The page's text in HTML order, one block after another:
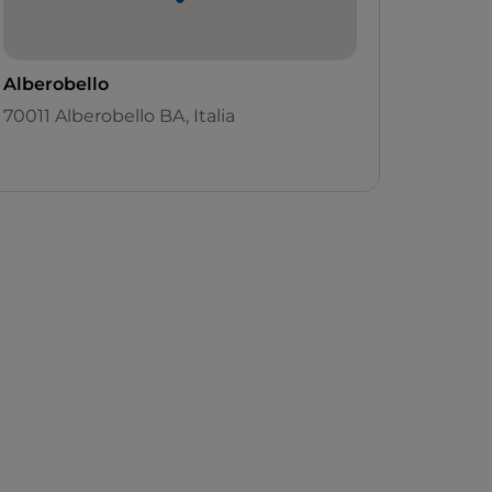
Alberobello
70011 Alberobello BA, Italia